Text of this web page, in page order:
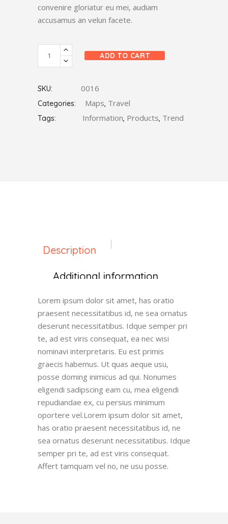
convenire gloriatur eu mei, audiam
accusamus an velun facete.
ADD TO CART
SKU: 0016
Categories: Maps, Travel
Tags: Information, Products, Trend
Description
Additional information
Lorem ipsum dolor sit amet, has oratio
praesent necessitatibus id, ne sea ornatus
deserunt necessitatibus. Idque semper pri
te, ad est viris consequat, ea nec wisi
nominavi interpretaris. Eu est primis
graecis habemus. Ut quas aeque usu,
posse doming inimicus ad qui. Nonumes
eligendi sadipscing eam cu, mea eligendi
repudiandae ex, cu persius minimum
oportere vel.Lorem ipsum dolor sit amet,
has oratio praesent necessitatibus id, ne
sea ornatus deserunt necessitatibus. Idque
semper pri te, ad est viris consequat.
Affert tamquam vel no, ne usu posse.